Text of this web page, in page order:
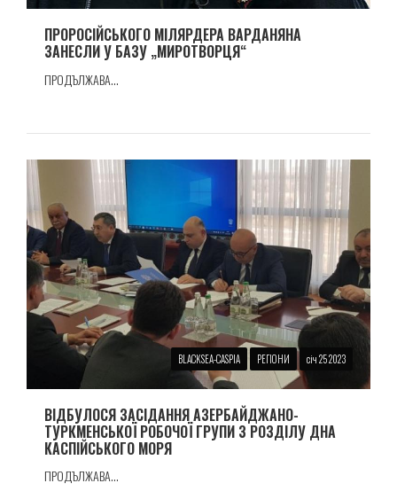
ПРОРОСIЙСЬКОГО МIЛЯРДЕРА ВАРДАНЯНА
ЗАНЕСЛИ У БАЗУ „МИРОТВОРЦЯ“
ПРОДЪЛЖАВА...
BLACKSEA-CASPIA РЕГІОНИ січ 25 2023
ВІДБУЛОСЯ ЗАСІДАННЯ АЗЕРБАЙДЖАНО-
ТУРКМЕНСЬКОЇ РОБОЧОЇ ГРУПИ З РОЗДІЛУ ДНА
КАСПІЙСЬКОГО МОРЯ
ПРОДЪЛЖАВА...